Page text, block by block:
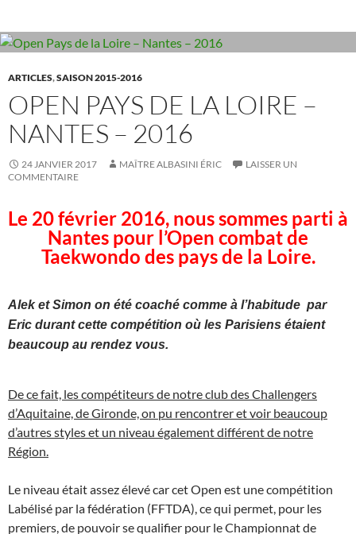
o
k
n
ARTICLES,SAISON 2015-2016
OPEN PAYS DE LA LOIRE –
NANTES – 2016
24 JANVIER 2017 MAÎTRE ALBASINI ÉRIC
LAISSER UN
COMMENTAIRE
Le 20 février 2016, nous sommes parti à
Nantes pour l’Open combat de
Taekwondo des pays de la Loire.
Alek et Simon on été coaché comme à l’habitude par
Eric durant cette compétition où les Parisiens étaient
beaucoup au rendez vous.
De ce fait, les compétiteurs de notre club des Challengers
d’Aquitaine, de Gironde, on pu rencontrer et voir beaucoup
d’autres styles et un niveau également différent de notre
Région.
Le niveau était assez élevé car cet Open est une compétition
Labélisé par la fédération (FFTDA), ce qui permet, pour les
premiers, de pouvoir se qualifier pour le Championnat de